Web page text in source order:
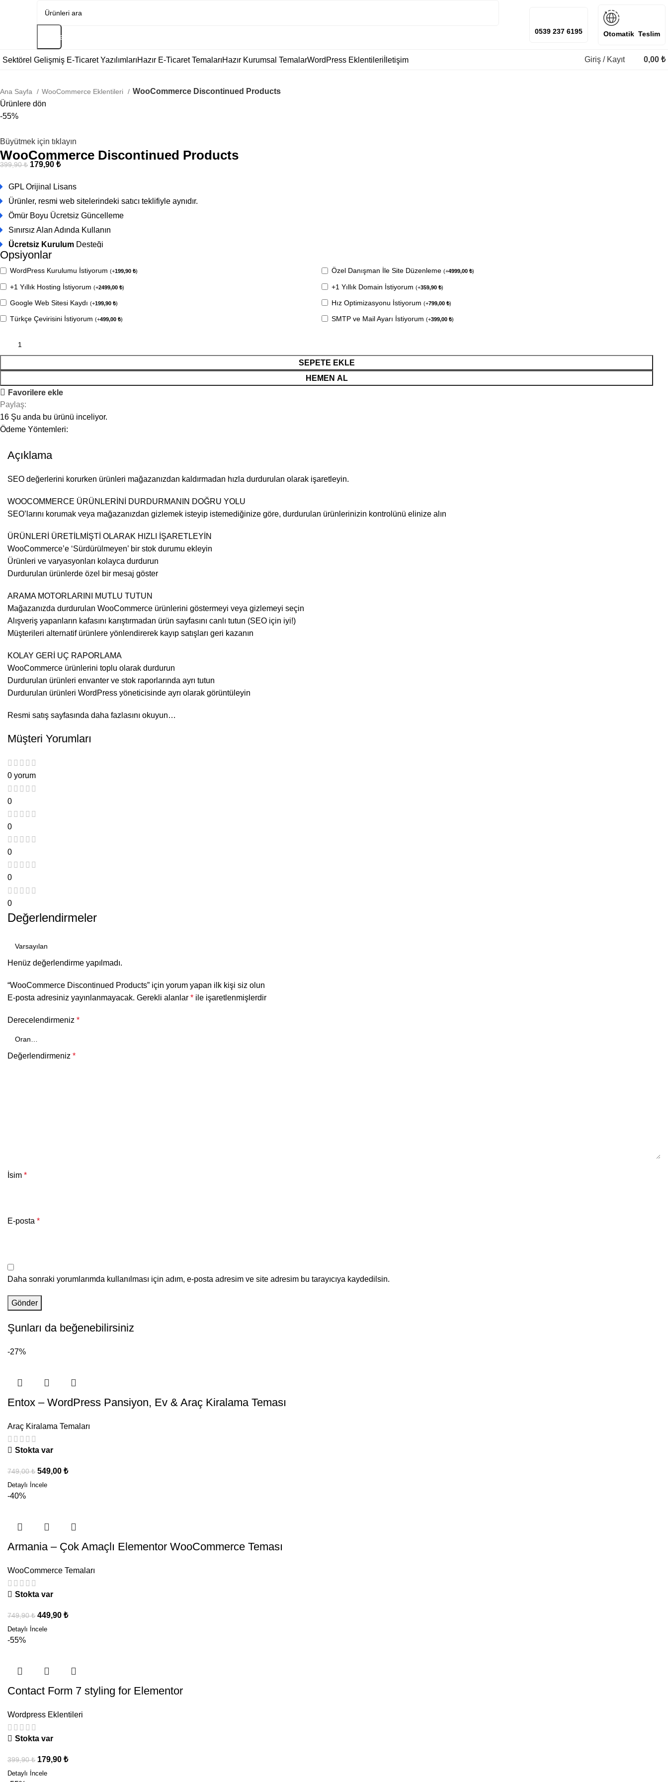
Arama
0539 237 6195 Otomatik Teslim
Sektörel Gelişmiş E-Ticaret YazılımlarıHazır E-Ticaret TemalarıHazır Kurumsal TemalarWordPress Eklentileri İletişim Giriş / Kayıt 0,00 ₺
Ana Sayfa WooCommerce Eklentileri
WooCommerce Discontinued Products
Ürünlere dön
-55%
Büyütmek için tıklayın
WooCommerce Discontinued Products
399,90₺ 179,90₺
GPL Orijinal Lisans
Ürünler, resmi web sitelerindeki satıcı teklifiyle aynıdır.
Ömür Boyu Ücretsiz Güncelleme
Sınırsız Alan Adında Kullanın
Ücretsiz Kurulum Desteği
Opsiyonlar
WordPress Kurulumu İstiyorum(+199,90₺) Özel Danışman İle Site Düzenleme(+4999,00₺)
+1 Yıllık Hosting İstiyorum(+2499,00₺) +1 Yıllık Domain İstiyorum(+359,90₺)
Google Web Sitesi Kaydı(+199,90₺) Hız Optimizasyonu İstiyorum(+799,00₺)
Türkçe Çevirisini İstiyorum(+499,00₺) SMTP ve Mail Ayarı İstiyorum(+399,00₺)
SEPETE EKLE
HEMEN AL
Favorilere ekle
Paylaş:
16 Şu anda bu ürünü inceliyor.
Ödeme Yöntemleri:
Açıklama
SEO değerlerini korurken ürünleri mağazanızdan kaldırmadan hızla durdurulan olarak işaretleyin.
WOOCOMMERCE ÜRÜNLERİNİ DURDURMANIN DOĞRU YOLU
SEO’larını korumak veya mağazanızdan gizlemek isteyip istemediğinize göre, durdurulan ürünlerinizin kontrolünü elinize alın
ÜRÜNLERİ ÜRETİLMİŞTİ OLARAK HIZLI İŞARETLEYİN
WooCommerce’e ‘Sürdürülmeyen’ bir stok durumu ekleyin
Ürünleri ve varyasyonları kolayca durdurun
Durdurulan ürünlerde özel bir mesaj göster
ARAMA MOTORLARINI MUTLU TUTUN
Mağazanızda durdurulan WooCommerce ürünlerini göstermeyi veya gizlemeyi seçin
Alışveriş yapanların kafasını karıştırmadan ürün sayfasını canlı tutun (SEO için iyi!)
Müşterileri alternatif ürünlere yönlendirerek kayıp satışları geri kazanın
KOLAY GERİ UÇ RAPORLAMA
WooCommerce ürünlerini toplu olarak durdurun
Durdurulan ürünleri envanter ve stok raporlarında ayrı tutun
Durdurulan ürünleri WordPress yöneticisinde ayrı olarak görüntüleyin
Resmi satış sayfasında daha fazlasını okuyun…
Müşteri Yorumları
0 yorum
0
0
0
0
0
Değerlendirmeler
Henüz değerlendirme yapılmadı.
“WooCommerce Discontinued Products” için yorum yapan ilk kişi siz olun
E-posta adresiniz yayınlanmayacak. Gerekli alanlar * ile işaretlenmişlerdir
Derecelendirmeniz *
Değerlendirmeniz *
İsim *
E-posta *
Daha sonraki yorumlarımda kullanılması için adım, e-posta adresim ve site adresim bu tarayıcıya kaydedilsin.
Şunları da beğenebilirsiniz
-27%
Entox – WordPress Pansiyon, Ev & Araç Kiralama Teması
Araç Kiralama Temaları
Stokta var
749,00₺ 549,00 ₺
-40%
Armania – Çok Amaçlı Elementor WooCommerce Teması
WooCommerce Temaları
Stokta var
749,90₺ 449,90 ₺
-55%
Contact Form 7 styling for Elementor
Wordpress Eklentileri
Stokta var
399,90₺ 179,90 ₺